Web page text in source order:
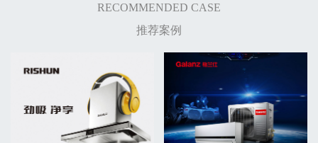
RECOMMENDED CASE
推荐案例